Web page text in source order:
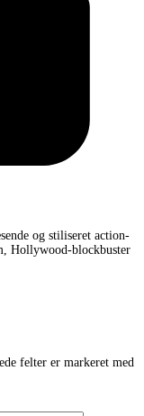
og stiliseret action-
Hollywood-blockbuster
felter er markeret med